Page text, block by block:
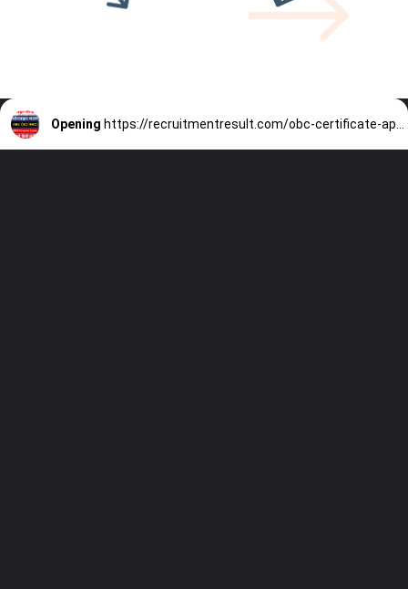
Opening https://recruitmentresult.com/obc-certificate-apply-online-2023/